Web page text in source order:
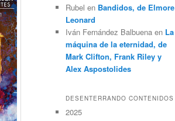
Rubel en Bandidos, de Elmore
Leonard
Iván Fernández Balbuena en La
máquina de la eternidad, de
Mark Clifton, Frank Riley y
Alex Aspostolides
DESENTERRANDO CONTENIDOS
2025